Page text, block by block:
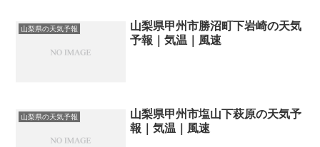
山梨県の天気予報
山梨県甲州市勝沼町下岩崎の天気
予報｜気温｜風速
山梨県の天気予報
山梨県甲州市塩山下萩原の天気予
報｜気温｜風速